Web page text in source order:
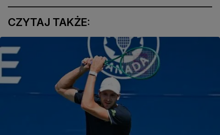
CZYTAJ TAKŻE: